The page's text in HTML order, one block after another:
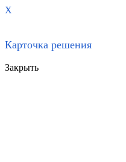
X
Карточка решения
Закрыть